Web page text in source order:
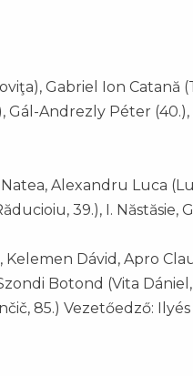
Gabriel Ion Catană
Gál-Andrezly Péter
Alexandru Luca
39.), I. Năstăsie,
Kelemen Dávid, Apro
Botond (Vita
85.) Vezetőedző: